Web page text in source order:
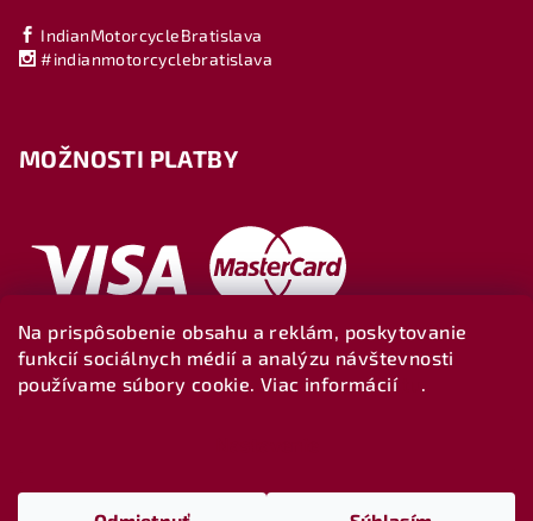
Na prispôsobenie obsahu a reklám, poskytovanie
funkcií sociálnych médií a analýzu návštevnosti
používame súbory cookie. Viac informácií
.
IndianMotorcycleBratislava
#indianmotorcyclebratislava
MOŽNOSTI PLATBY
Upraviť nastavenie cookies